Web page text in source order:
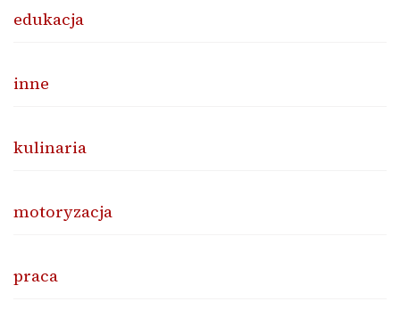
edukacja
inne
kulinaria
motoryzacja
praca